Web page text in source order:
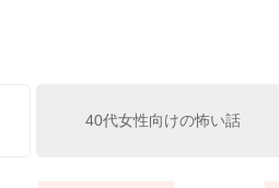
40代女性向けの怖い話